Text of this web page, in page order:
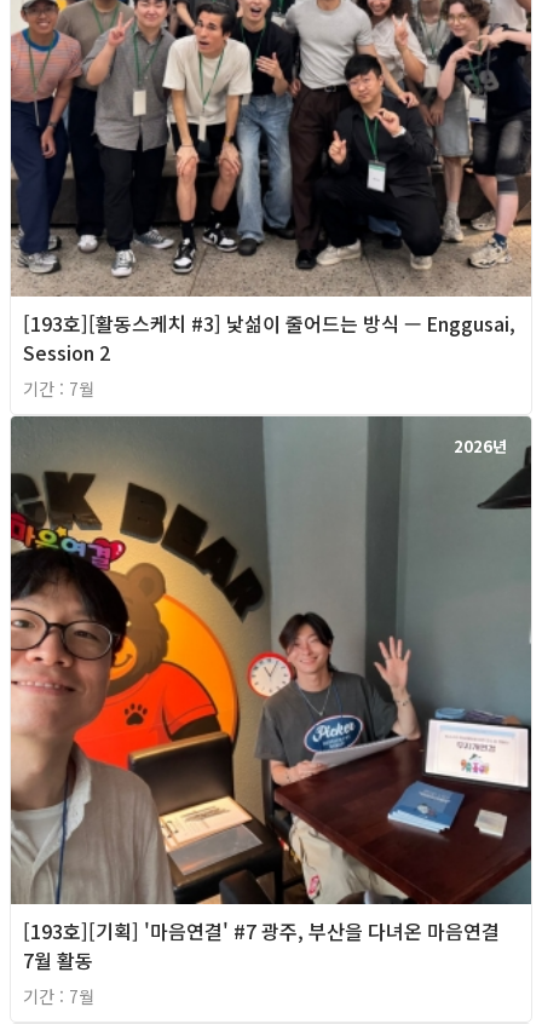
[193호][활동스케치 #3] 낯섦이 줄어드는 방식 — Enggusai,
Session 2
기간 : 7월
2026년
[193호][기획] '마음연결' #7 광주, 부산을 다녀온 마음연결
7월 활동
기간 : 7월